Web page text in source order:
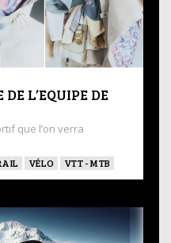
L’EQUIPE DE
que l’on verra
VÉLO VTT - MTB